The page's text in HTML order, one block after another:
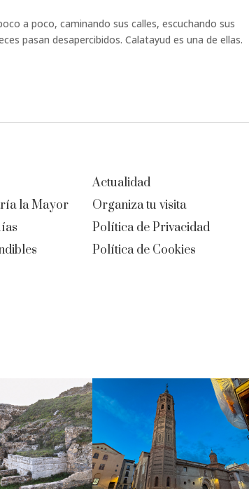
a poco, caminando sus calles, escuchando sus
pasan desapercibidos. Calatayud es una de ellas.
la Mayor
Actualidad
Organiza tu visita
Política de Privacidad
Política de Cookies